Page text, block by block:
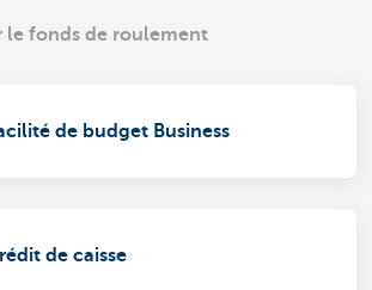
le fonds de roulement
de budget Business
de caisse